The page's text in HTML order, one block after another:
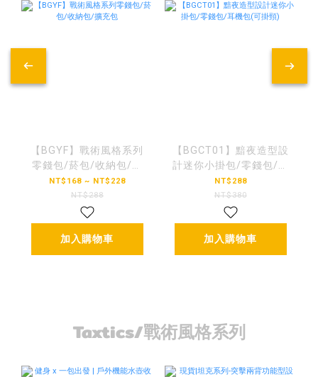
【BGYF】戰術風格系列
零錢包/菸包/收納包/擴
充包
NT$168 ~ NT$228
NT$288
加入購物車
【BGCT01】黯夜造型設
計迷你小掛包/零錢包/耳
機包(可掛頸)
NT$288
NT$380
加入購物車
Taxtics/戰術風格系列